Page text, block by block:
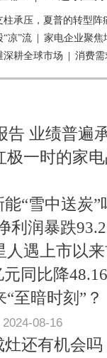
柱承压，夏普的转型阵
凉”流
家电企业聚焦
深耕全球市场
消费需
告 业绩普遍
极一时的家
“雪中送炭”
利润暴跌
人遇上市以
同比降
至暗时刻”？
2024-08-16
灶还有机会吗